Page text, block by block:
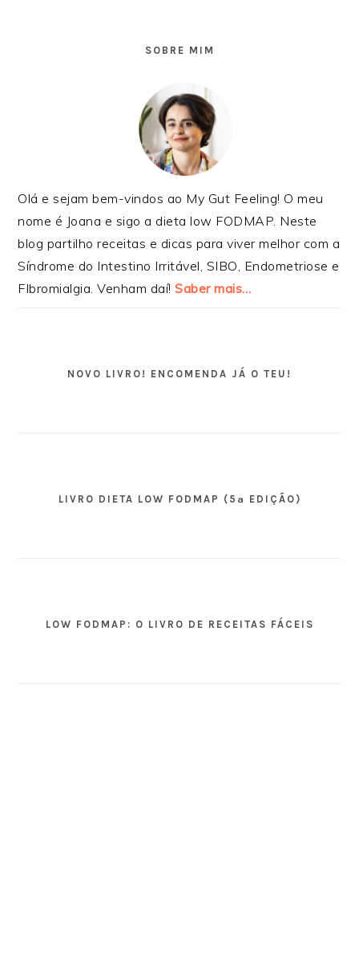
SOBRE MIM
Olá e sejam bem-vindos ao My Gut Feeling! O meu
nome é Joana e sigo a dieta low FODMAP. Neste
blog partilho receitas e dicas para viver melhor com a
Síndrome do Intestino Irritável, SIBO, Endometriose e
FIbromialgia. Venham daí!Saber mais…
NOVO LIVRO! ENCOMENDA JÁ O TEU!
LIVRO DIETA LOW FODMAP (5ª EDIÇÃO)
LOW FODMAP: O LIVRO DE RECEITAS FÁCEIS